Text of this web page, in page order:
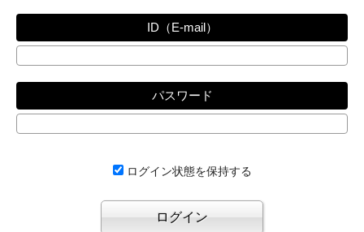
ID（E-mail）
パスワード
ログイン状態を保持する